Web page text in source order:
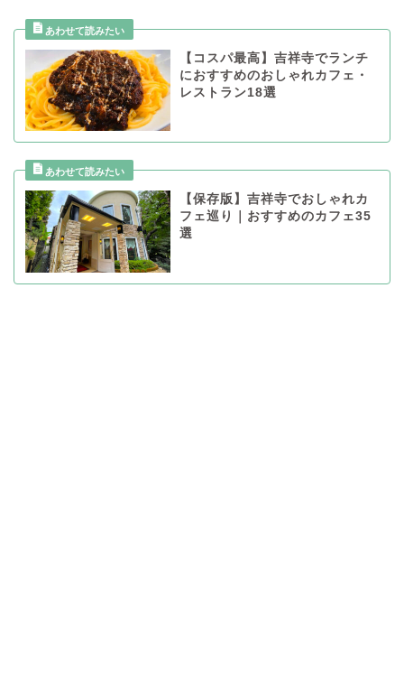
【コスパ最高】吉祥寺でランチ
におすすめのおしゃれカフェ・
レストラン18選
【保存版】吉祥寺でおしゃれカ
フェ巡り｜おすすめのカフェ35
選